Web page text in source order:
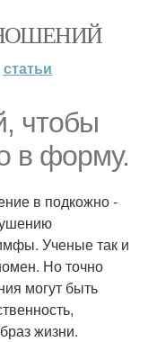
статьи
чтобы
в форму.
в подкожно -
Ученые так и
Но точно
могут быть
жизни.